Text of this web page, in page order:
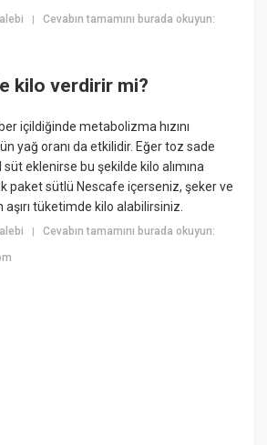
|Cevabın tamamını burada okuyun:
kilo verdirir mi?
içildiğinde metabolizma hızını
yağ oranı da etkilidir. Eğer toz sade
eklenirse bu şekilde kilo alımına
paket sütlü Nescafe içerseniz, şeker ve
tüketimde kilo alabilirsiniz.
|Cevabın tamamını burada okuyun: